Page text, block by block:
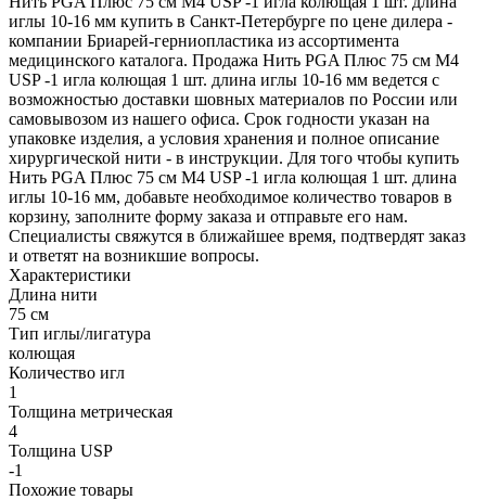
иглы 10-16 мм купить в Санкт-Петербурге по цене дилера -
компании Бриарей-герниопластика из ассортимента
медицинского каталога. Продажа Нить PGA Плюс 75 см М4
USP -1 игла колющая 1 шт. длина иглы 10-16 мм ведется с
возможностью доставки шовных материалов по России или
самовывозом из нашего офиса. Срок годности указан на
упаковке изделия, а условия хранения и полное описание
хирургической нити - в инструкции. Для того чтобы купить
Нить PGA Плюс 75 см М4 USP -1 игла колющая 1 шт. длина
иглы 10-16 мм, добавьте необходимое количество товаров в
корзину, заполните форму заказа и отправьте его нам.
Специалисты свяжутся в ближайшее время, подтвердят заказ
и ответят на возникшие вопросы.
Характеристики
Длина нити
75 см
Тип иглы/лигатура
колющая
Количество игл
1
Толщина метрическая
4
Толщина USP
-1
Похожие товары